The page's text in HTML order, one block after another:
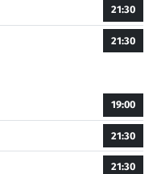
21:30
21:30
19:00
21:30
21:30